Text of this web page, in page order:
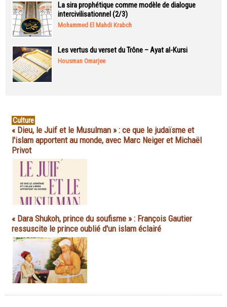
La sira prophétique comme modèle de dialogue
intercivilisationnel (2/3)
Mohammed El Mahdi Krabch
Les vertus du verset du Trône – Ayat al-Kursi
Housman Omarjee
Culture
« Dieu, le Juif et le Musulman » : ce que le judaïsme et
l'islam apportent au monde, avec Marc Neiger et Michaël
Privot
« Dara Shukoh, prince du soufisme » : François Gautier
ressuscite le prince oublié d'un islam éclairé